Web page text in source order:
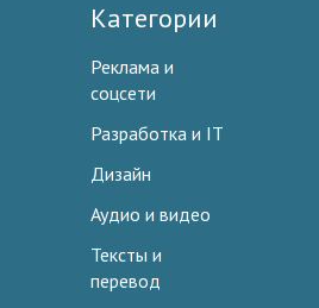
Категории
Реклама и
соцсети
Разработка и IT
Дизайн
Аудио и видео
Тексты и
перевод